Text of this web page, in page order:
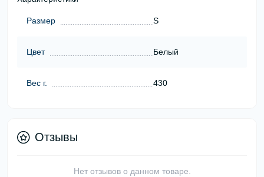
Размер S
Цвет Белый
Вес г. 430
Отзывы
Нет отзывов о данном товаре.